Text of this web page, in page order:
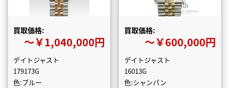
買取価格:
〜￥1,040,000円
デイトジャスト
179173G
色:ブルー
買取価格:
〜￥600,000円
デイトジャスト
16013G
色:シャンパン